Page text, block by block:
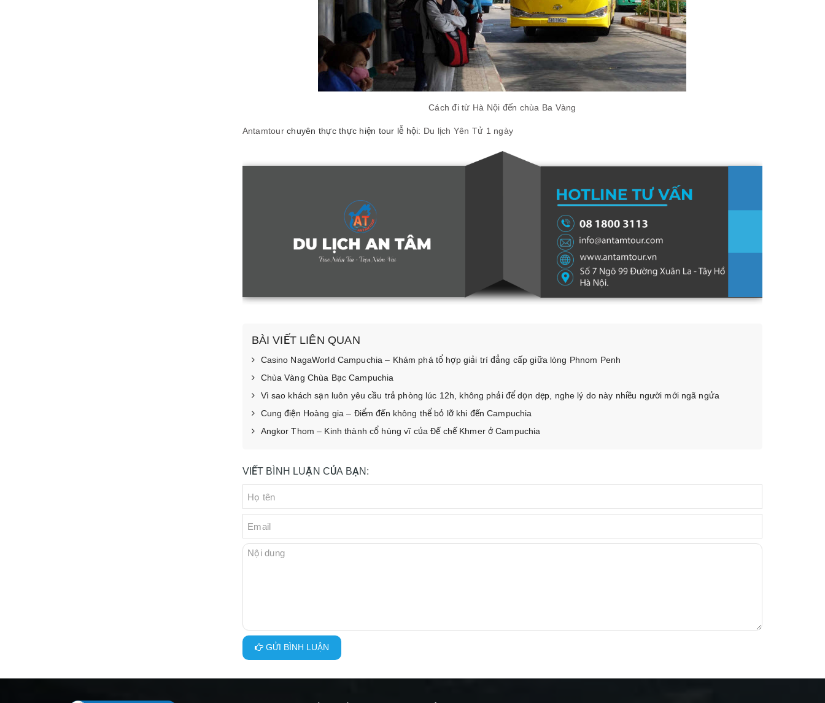
Cách đi từ Hà Nội đến chùa Ba Vàng
Antamtourchuyên thực thực hiện tour lễ hội: Du lịch Yên Tử 1 ngày
BÀI VIẾT LIÊN QUAN
Casino NagaWorld Campuchia – Khám phá tổ hợp giải trí đẳng cấp giữa lòng Phnom Penh
Chùa Vàng Chùa Bạc Campuchia
Vì sao khách sạn luôn yêu cầu trả phòng lúc 12h, không phải để dọn dẹp, nghe lý do này nhiều người mới ngã ngửa
Cung điện Hoàng gia – Điểm đến không thể bỏ lỡ khi đến Campuchia
Angkor Thom – Kinh thành cổ hùng vĩ của Đế chế Khmer ở Campuchia
VIẾT BÌNH LUẬN CỦA BẠN:
GỬI BÌNH LUẬN